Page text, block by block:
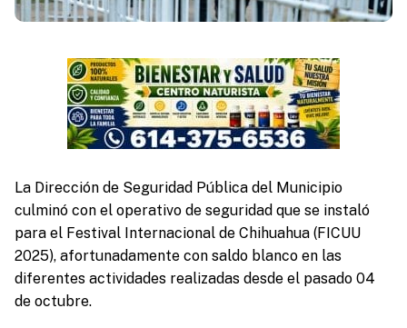
La Dirección de Seguridad Pública del Municipio
culminó con el operativo de seguridad que se instaló
para el Festival Internacional de Chihuahua (FICUU
2025), afortunadamente con saldo blanco en las
diferentes actividades realizadas desde el pasado 04
de octubre.